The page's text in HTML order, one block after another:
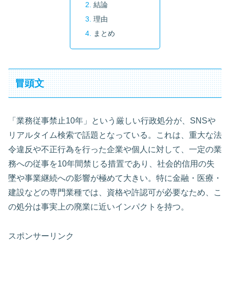
結論
理由
まとめ
冒頭文
「業務従事禁止10年」という厳しい行政処分が、SNSや
リアルタイム検索で話題となっている。これは、重大な法
令違反や不正行為を行った企業や個人に対して、一定の業
務への従事を10年間禁じる措置であり、社会的信用の失
墜や事業継続への影響が極めて大きい。特に金融・医療・
建設などの専門業種では、資格や許認可が必要なため、こ
の処分は事実上の廃業に近いインパクトを持つ。
スポンサーリンク